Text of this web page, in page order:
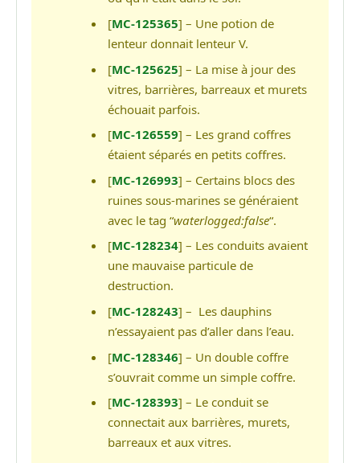
[MC-125365] – Une potion de
lenteur donnait lenteur V.
[MC-125625] – La mise à jour des
vitres, barrières, barreaux et murets
échouait parfois.
[MC-126559] – Les grand coffres
étaient séparés en petits coffres.
[MC-126993] – Certains blocs des
ruines sous-marines se généraient
avec le tag “waterlogged:false“.
[MC-128234] – Les conduits avaient
une mauvaise particule de
destruction.
[MC-128243] – Les dauphins
n’essayaient pas d’aller dans l’eau.
[MC-128346] – Un double coffre
s’ouvrait comme un simple coffre.
[MC-128393] – Le conduit se
connectait aux barrières, murets,
barreaux et aux vitres.